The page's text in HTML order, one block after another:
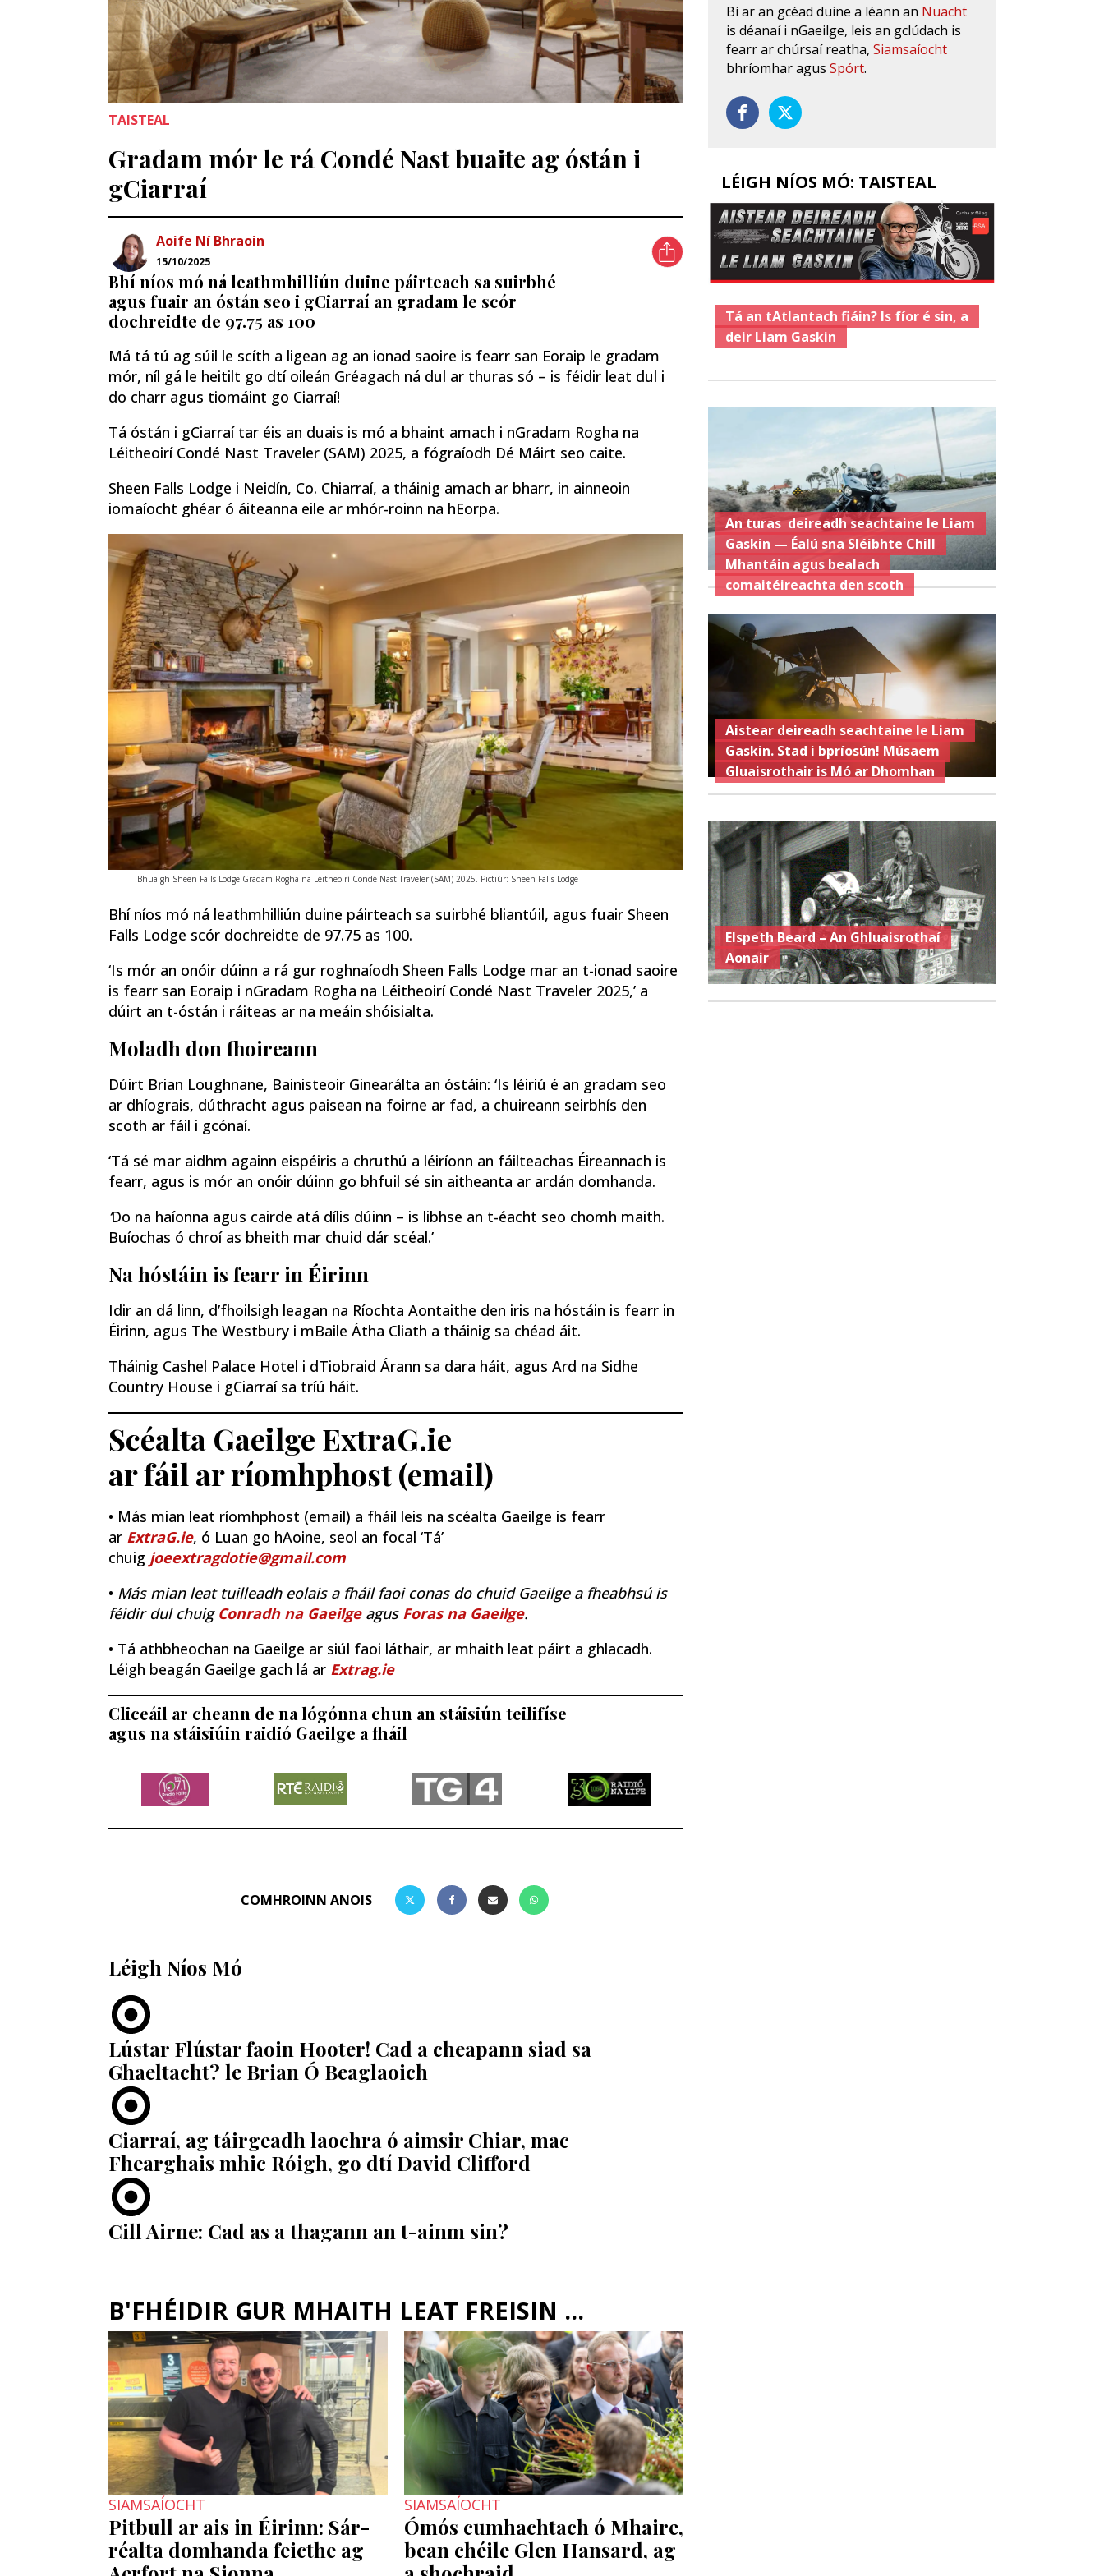
TAISTEAL
Gradam mór le rá Condé Nast buaite ag óstán i
gCiarraí
Aoife Ní Bhraoin
15/10/2025
Bhí níos mó ná leathmhilliún duine páirteach sa suirbhé
agus fuair an óstán seo i gCiarraí an gradam le scór
dochreidte de 97.75 as 100
Má tá tú ag súil le scíth a ligean ag an ionad saoire is fearr san Eoraip le gradam
mór, níl gá le heitilt go dtí oileán Gréagach ná dul ar thuras só – is féidir leat dul i
do charr agus tiomáint go Ciarraí!
Tá óstán i gCiarraí tar éis an duais is mó a bhaint amach i nGradam Rogha na
Léitheoirí Condé Nast Traveler (SAM) 2025, a fógraíodh Dé Máirt seo caite.
Sheen Falls Lodge i Neidín, Co. Chiarraí, a tháinig amach ar bharr, in ainneoin
iomaíocht ghéar ó áiteanna eile ar mhór-roinn na hEorpa.
Bhuaigh Sheen Falls Lodge Gradam Rogha na Léitheoirí Condé Nast Traveler (SAM) 2025. Pictiúr: Sheen Falls Lodge
Bhí níos mó ná leathmhilliún duine páirteach sa suirbhé bliantúil, agus fuair Sheen
Falls Lodge scór dochreidte de 97.75 as 100.
‘Is mór an onóir dúinn a rá gur roghnaíodh Sheen Falls Lodge mar an t-ionad saoire
is fearr san Eoraip i nGradam Rogha na Léitheoirí Condé Nast Traveler 2025,’ a
dúirt an t-óstán i ráiteas ar na meáin shóisialta.
Moladh don fhoireann
Dúirt Brian Loughnane, Bainisteoir Ginearálta an óstáin: ‘Is léiriú é an gradam seo
ar dhíograis, dúthracht agus paisean na foirne ar fad, a chuireann seirbhís den
scoth ar fáil i gcónaí.
‘Tá sé mar aidhm againn eispéiris a chruthú a léiríonn an fáilteachas Éireannach is
fearr, agus is mór an onóir dúinn go bhfuil sé sin aitheanta ar ardán domhanda.
‘Do na haíonna agus cairde atá dílis dúinn – is libhse an t-éacht seo chomh maith.
Buíochas ó chroí as bheith mar chuid dár scéal.’
Na hóstáin is fearr in Éirinn
Idir an dá linn, d’fhoilsigh leagan na Ríochta Aontaithe den iris na hóstáin is fearr in
Éirinn, agus The Westbury i mBaile Átha Cliath a tháinig sa chéad áit.
Tháinig Cashel Palace Hotel i dTiobraid Árann sa dara háit, agus Ard na Sidhe
Country House i gCiarraí sa tríú háit.
Scéalta Gaeilge ExtraG.ie
ar fáil ar ríomhphost (email)
• Más mian leat ríomhphost (email) a fháil leis na scéalta Gaeilge is fearr
ar ExtraG.ie, ó Luan go hAoine, seol an focal ‘Tá’
chuig joeextragdotie@gmail.com
• Más mian leat tuilleadh eolais a fháil faoi conas do chuid Gaeilge a fheabhsú is
féidir dul chuig Conradh na Gaeilge agus Foras na Gaeilge.
• Tá athbheochan na Gaeilge ar siúl faoi láthair, ar mhaith leat páirt a ghlacadh.
Léigh beagán Gaeilge gach lá ar Extrag.ie
Cliceáil ar cheann de na lógónna chun an stáisiún teilifíse
agus na stáisiúin raidió Gaeilge a fháil
COMHROINN ANOIS
Léigh Níos Mó
Lústar Flústar faoin Hooter! Cad a cheapann siad sa
Ghaeltacht? le Brian Ó Beaglaoich
Ciarraí, ag táirgeadh laochra ó aimsir Chiar, mac
Fhearghais mhic Róigh, go dtí David Clifford
Cill Airne: Cad as a thagann an t-ainm sin?
B'FHÉIDIR GUR MHAITH LEAT FREISIN ...
SIAMSAÍOCHT
Pitbull ar ais in Éirinn: Sár-
réalta domhanda feicthe ag
SIAMSAÍOCHT
Ómós cumhachtach ó Mhaire,
bean chéile Glen Hansard, ag
Bí ar an gcéad duine a léann an Nuacht
is déanaí i nGaeilge, leis an gclúdach is
fearr ar chúrsaí reatha,Siamsaíocht
bhríomhar agusSpórt.
LÉIGH NÍOS MÓ: TAISTEAL
Tá an tAtlantach fiáin? Is fíor é sin, a
deir Liam Gaskin
An turas deireadh seachtaine le Liam
Gaskin — Éalú sna Sléibhte Chill
Mhantáin agus bealach
comaitéireachta den scoth
Aistear deireadh seachtaine le Liam
Gaskin. Stad i bpríosún! Músaem
Gluaisrothair is Mó ar Dhomhan
Elspeth Beard – An Ghluaisrothaí
Aonair